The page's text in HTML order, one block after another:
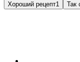
Хороший рецепт1 Так